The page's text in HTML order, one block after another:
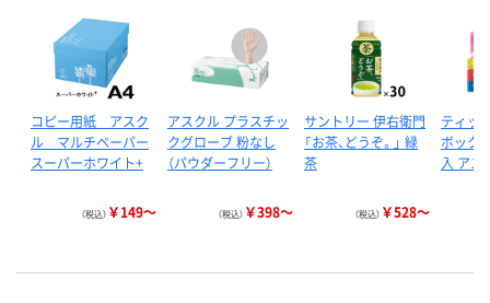
コピー用紙 アスク
ル マルチペーパー
スーパーホワイト+
（税込） ￥149～
アスクル プラスチッ
クグローブ 粉なし
（パウダーフリー）
（税込） ￥398～
サントリー 伊右衛門
「お茶、どうぞ。」 緑
茶
（税込） ￥528～
ティッ
ボック
入 ア